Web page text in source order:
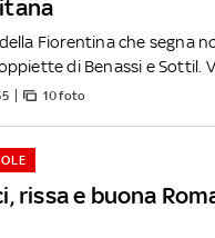
Fiorentina che segna
di Benassi e Sottil.
10 foto
rissa e buona